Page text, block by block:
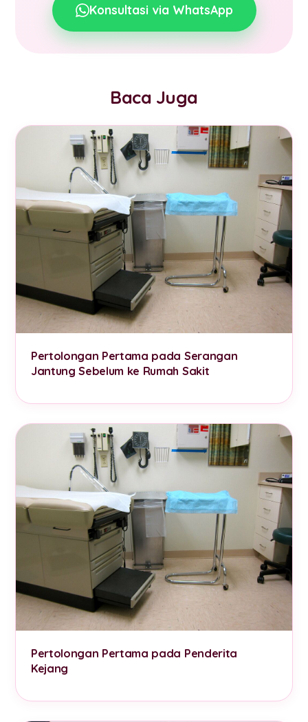
Konsultasi via WhatsApp
Baca Juga
Pertolongan Pertama pada Serangan
Jantung Sebelum ke Rumah Sakit
Pertolongan Pertama pada Penderita
Kejang